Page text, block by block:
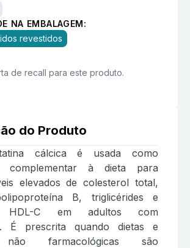
NA EMBALAGEM:
revestidos
de recall para este produto.
do Produto
cálcica é usada como
complementar à dieta para
elevados de colesterol total,
B, triglicérides e
HDL-C em adultos com
É prescrita quando dietas e
não farmacológicas são